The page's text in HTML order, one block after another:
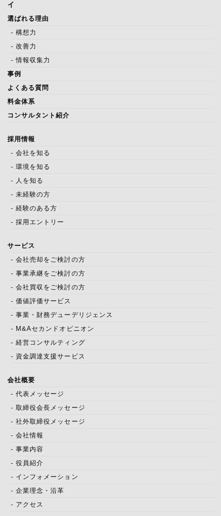
イ
選ばれる理由
- 構想力
- 改善力
- 情報収集力
事例
よくある質問
料金体系
コンサルタント紹介
採用情報
- 会社を知る
- 環境を知る
- 人を知る
- 未経験の方
- 経験のある方
- 採用エントリー
サービス
- 会社売却をご検討の方
- 事業承継をご検討の方
- 会社買収をご検討の方
- 価値評価サービス
- 事業・財務デューデリジェンス
- M&Aセカンドオピニオン
- 経営コンサルティング
- 資金調達支援サービス
会社概要
- 代表メッセージ
- 取締役会長メッセージ
- 社外取締役メッセージ
- 会社情報
- 事業内容
- 役員紹介
- インフォメーション
- 企業理念・沿革
- アクセス